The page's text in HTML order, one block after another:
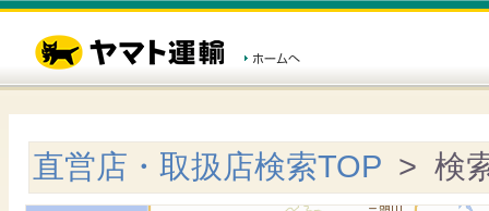
直営店・取扱店検索TOP > 検